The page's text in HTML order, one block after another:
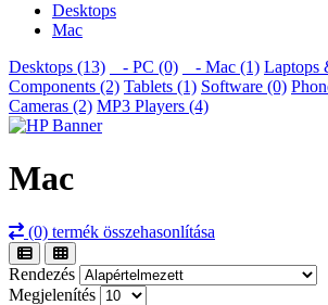
Desktops
Mac
Desktops (13)
- PC (0) - Mac (1) Laptops
Components (2) Tablets (1) Software (0)
Cameras (2) MP3 Players (4)
Mac
(0) termék összehasonlítása
Rendezés
Megjelenítés